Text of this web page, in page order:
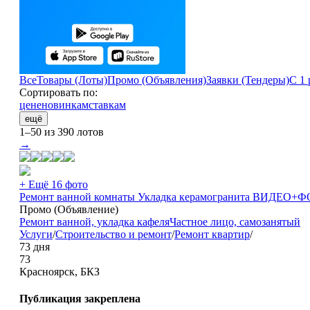
ВсеТовары (Лоты)Промо (Объявления)Заявки (Тендеры)С 1
Сортировать по:
цененовинкамставкам
ещё
1–50 из 390 лотов
→
+ Ещё 16 фото
Ремонт ванной комнаты Укладка керамогранита
Промо (Объявление)
Ремонт ванной, укладка кафеляЧастное лицо, самозанятый
Услуги/Строительство и ремонт/Ремонт квартир/
73 дня
73
Красноярск, БКЗ
Публикация закреплена